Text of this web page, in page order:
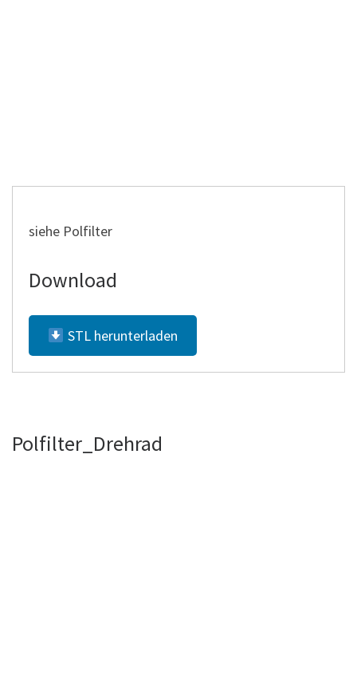
siehe Polfilter
Download
STL herunterladen
Polfilter_Drehrad